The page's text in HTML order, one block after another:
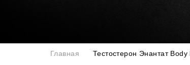
Главная Тестостерон Энантат